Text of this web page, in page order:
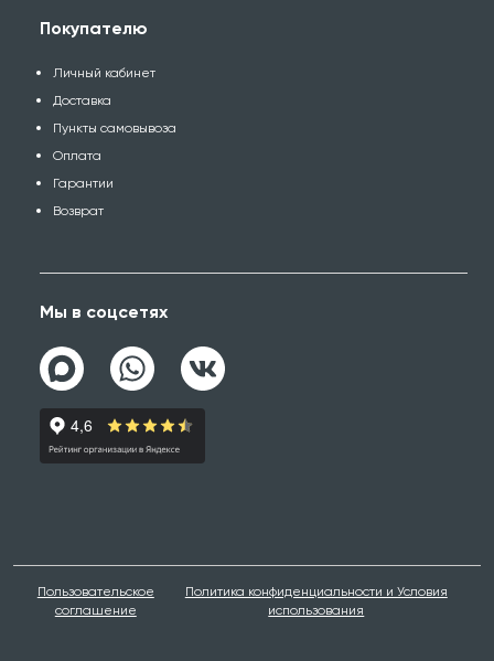
Покупателю
Личный кабинет
Доставка
Пункты самовывоза
Оплата
Гарантии
Возврат
Мы в соцсетях
Пользовательское
соглашение
Политика конфиденциальности и Условия
использования